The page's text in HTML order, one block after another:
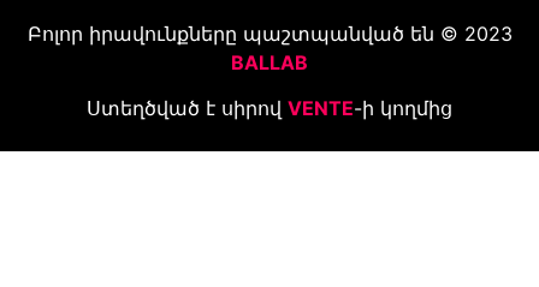
Բոլոր իրավունքները պաշտպանված են © 2023
BALLAB
Ստեղծված է սիրով VENTE-ի կողմից